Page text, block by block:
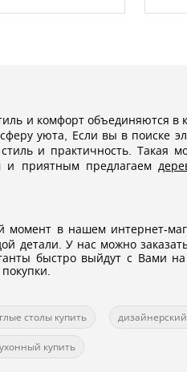
и комфорт объединяются в
уюта, Если вы в поиске
и практичность. Такая
и приятным предлагаем
момент в нашем интернет-
детали. У нас можно
быстро выйдут с Вами
столы купить
купить